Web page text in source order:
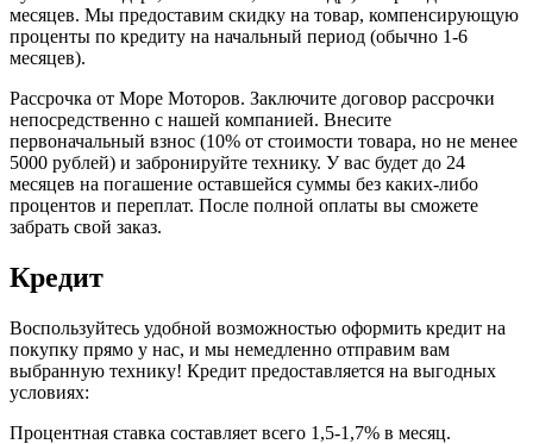
месяцев. Мы предоставим скидку на товар, компенсирующую
проценты по кредиту на начальный период (обычно 1-6
месяцев).
Рассрочка от Море Моторов. Заключите договор рассрочки
непосредственно с нашей компанией. Внесите
первоначальный взнос (10% от стоимости товара, но не менее
5000 рублей) и забронируйте технику. У вас будет до 24
месяцев на погашение оставшейся суммы без каких-либо
процентов и переплат. После полной оплаты вы сможете
забрать свой заказ.
Кредит
Воспользуйтесь удобной возможностью оформить кредит на
покупку прямо у нас, и мы немедленно отправим вам
выбранную технику! Кредит предоставляется на выгодных
условиях:
Процентная ставка составляет всего 1,5-1,7% в месяц.